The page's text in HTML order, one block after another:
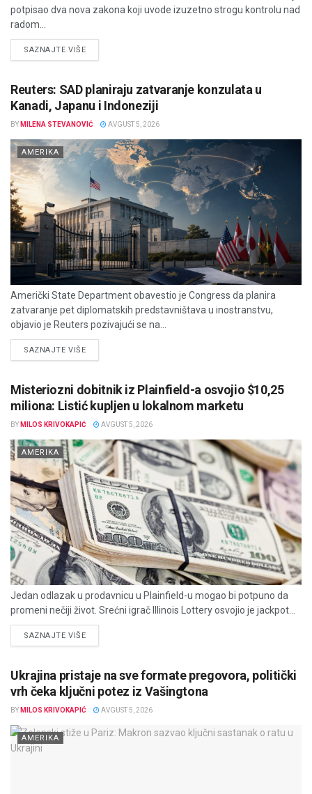
potpisao dva nova zakona koji uvode izuzetno strogu kontrolu nad
radom...
SAZNAJTE VIŠEDETAILS
Reuters: SAD planiraju zatvaranje konzulata u
Kanadi, Japanu i Indoneziji
BY MILENA STEVANOVIĆ AVGUST 5, 2026
AMERIKA
Američki State Department obavestio je Congress da planira
zatvaranje pet diplomatskih predstavništava u inostranstvu,
objavio je Reuters pozivajući se na...
SAZNAJTE VIŠEDETAILS
Misteriozni dobitnik iz Plainfield-a osvojio $10,25
miliona: Listić kupljen u lokalnom marketu
BY MILOS KRIVOKAPIĆ AVGUST 5, 2026
AMERIKA
Jedan odlazak u prodavnicu u Plainfield-u mogao bi potpuno da
promeni nečiji život. Srećni igrač Illinois Lottery osvojio je jackpot...
SAZNAJTE VIŠEDETAILS
Ukrajina pristaje na sve formate pregovora, politički
vrh čeka ključni potez iz Vašingtona
BY MILOS KRIVOKAPIĆ AVGUST 5, 2026
AMERIKA